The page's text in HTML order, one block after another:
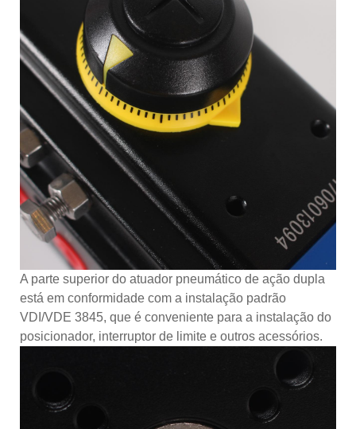
A parte superior do atuador pneumático de ação dupla
está em conformidade com a instalação padrão
VDI/VDE 3845, que é conveniente para a instalação do
posicionador, interruptor de limite e outros acessórios.